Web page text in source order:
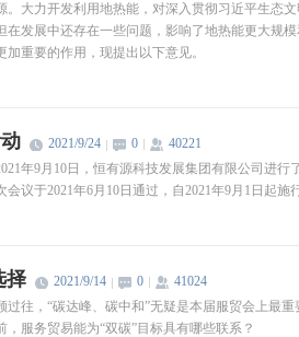
大力开发利用地热能，对深入贯彻习近平生态
发展中还存在一些问题，影响了地热能更大规
重要的作用，现提出以下意见。
2021/9/24 0
40221
年9月10日，恒有源科技发展集团有限公司进行
议于2021年6月10日通过，自2021年9月1日起施行
择 2021/9/14 0
41024
往，“碳达峰、碳中和”无疑是本届服贸会上最
服务贸易能为“双碳”目标具有哪些联系？